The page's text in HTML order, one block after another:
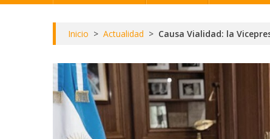
Inicio > Actualidad > Causa Vialidad: la